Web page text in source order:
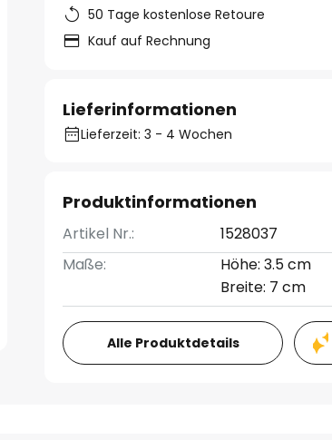
50 Tage kostenlose Retoure
Kauf auf Rechnung
Lieferinformationen
Lieferzeit: 3 - 4 Wochen
Produktinformationen
Artikel Nr.:
1528037
Maße:
Höhe: 3.5 cm
Breite: 7 cm
Alle Produktdetails